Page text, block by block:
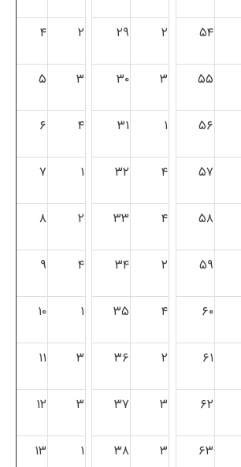
۵۴ ۲ ۲۹ ۲ ۴
۵۵ ۳ ۳۰ ۳ ۵
۵۶ ۱ ۳۱ ۴ ۶
۵۷ ۴ ۳۲ ۱ ۷
۵۸ ۴ ۳۳ ۲ ۸
۵۹ ۲ ۳۴ ۴ ۹
۶۰ ۴ ۳۵ ۱ ۱۰
۶۱ ۲ ۳۶ ۳ ۱۱
۶۲ ۳ ۳۷ ۳ ۱۲
۶۳ ۳ ۳۸ ۱ ۱۳